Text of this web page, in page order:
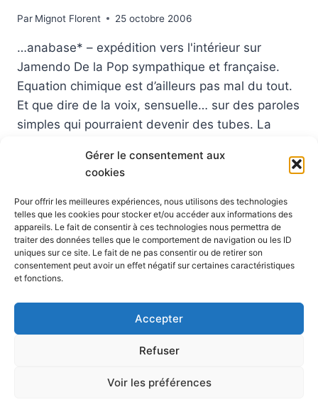
Gérer le consentement aux
cookies
Pour offrir les meilleures expériences, nous utilisons des technologies
telles que les cookies pour stocker et/ou accéder aux informations des
appareils. Le fait de consentir à ces technologies nous permettra de
traiter des données telles que le comportement de navigation ou les ID
uniques sur ce site. Le fait de ne pas consentir ou de retirer son
consentement peut avoir un effet négatif sur certaines caractéristiques
et fonctions.
Accepter
Refuser
Voir les préférences
Par Mignot Florent 25 octobre 2006
…anabase* – expédition vers l'intérieur sur
Jamendo De la Pop sympathique et française.
Equation chimique est d’ailleurs pas mal du tout.
Et que dire de la voix, sensuelle… sur des paroles
simples qui pourraient devenir des tubes. La
J’avais déjà parlé de cet album sur mon blog
LIRE LA SUITEEXPÉDITION
VERS
L’INTÉRIEUR
:
DES
Navigation
de
1 2
suivante
Kadence WP